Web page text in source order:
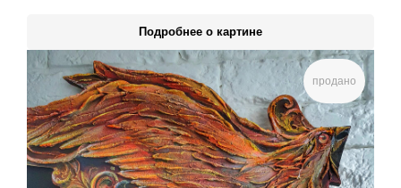
Подробнее о картине
продано